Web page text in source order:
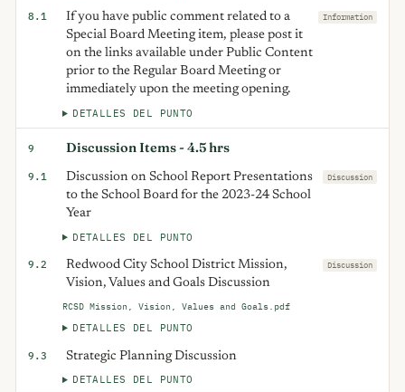
8.1
If you have public comment related to a
Special Board Meeting item, please post it
on the links available under Public Content
prior to the Regular Board Meeting or
immediately upon the meeting opening.
Information
DETALLES DEL PUNTO
9 Discussion Items - 4.5 hrs
9.1
Discussion on School Report Presentations
to the School Board for the 2023-24 School
Year
Discussion
DETALLES DEL PUNTO
9.2
Redwood City School District Mission,
Vision, Values and Goals Discussion
Discussion
RCSD Mission, Vision, Values and Goals.pdf
DETALLES DEL PUNTO
9.3 Strategic Planning Discussion
DETALLES DEL PUNTO